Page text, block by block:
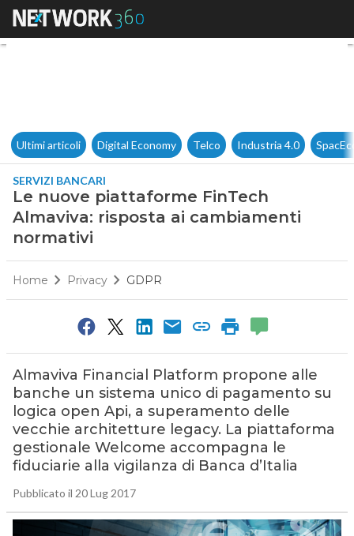
Le nuove piattaforme
Ultimi articoli Digital Economy Telco Industria 4.0
SERVIZI BANCARI
Le nuove piattaforme FinTech
Almaviva: risposta ai cambiamenti
normativi
Home Privacy GDPR
Almaviva Financial Platform propone alle
banche un sistema unico di pagamento su
logica open Api, a superamento delle
vecchie architetture legacy. La piattaforma
gestionale Welcome accompagna le
fiduciarie alla vigilanza di Banca d’Italia
Pubblicato il 20 Lug 2017